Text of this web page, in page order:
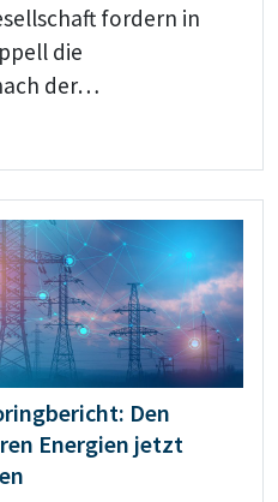
fordern in
die
der…
Den
Energien jetzt